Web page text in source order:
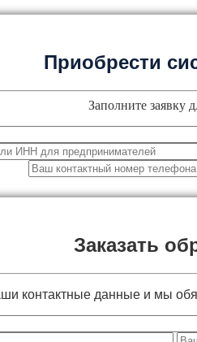
Приобрести
Заполните заявку
Заказать
контактные данные и мы